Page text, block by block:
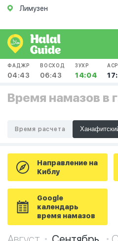
Лимузен
ФАДЖР
04:43
ВОСХОД
06:43
ЗУХР
14:04
АСР
Время намазов в
Время расчета
Направление на
Киблу
Google
календарь
время намазов